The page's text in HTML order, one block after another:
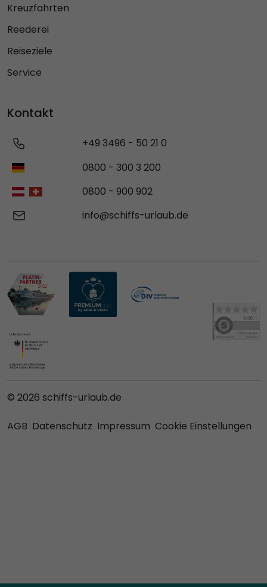
Kreuzfahrten
Reederei
Reiseziele
Service
Kontakt
+49 3496 - 50 21 0
0800 - 300 3 200
0800 - 900 902
info@schiffs-urlaub.de
© 2026 schiffs-urlaub.de
AGB Datenschutz Impressum Cookie Einstellungen